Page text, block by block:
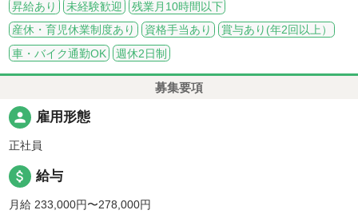
昇給あり
未経験歓迎
残業月10時間以下
産休・育児休業制度あり
資格手当あり
賞与あり(年2回以上）
車・バイク通勤OK
週休2日制
募集要項
person 雇用形態
正社員
attach_money 給与
月給 233,000円〜278,000円